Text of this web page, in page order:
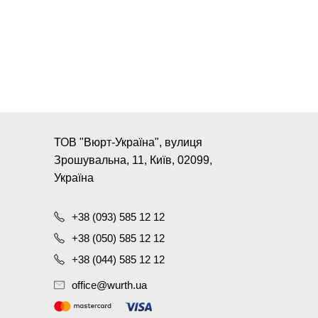
ТОВ "Вюрт-Україна", вулиця
Зрошувальна, 11, Київ, 02099,
Україна
+38 (093) 585 12 12
+38 (050) 585 12 12
+38 (044) 585 12 12
office@wurth.ua